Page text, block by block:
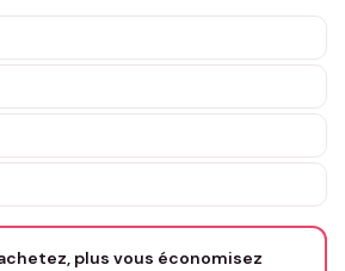
sur mesure
Personnalisation de 3 à 10€ selon la demande
*
plus vous économisez